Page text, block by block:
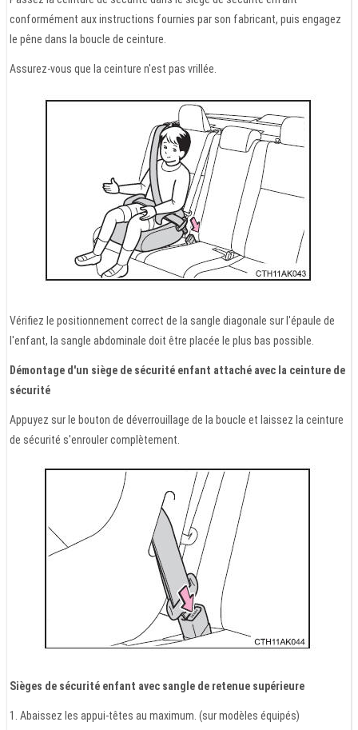
conformément aux instructions fournies par son fabricant, puis engagez
le pêne dans la boucle de ceinture.
Assurez-vous que la ceinture n'est pas vrillée.
Vérifiez le positionnement correct de la sangle diagonale sur l'épaule de
l'enfant, la sangle abdominale doit être placée le plus bas possible.
Démontage d'un siège de sécurité enfant attaché avec la ceinture de
sécurité
Appuyez sur le bouton de déverrouillage de la boucle et laissez la ceinture
de sécurité s'enrouler complètement.
Sièges de sécurité enfant avec sangle de retenue supérieure
1. Abaissez les appui-têtes au maximum. (sur modèles équipés)